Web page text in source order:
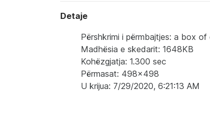
Detaje
Përshkrimi i përmbajtjes: a box
Madhësia e skedarit: 1648KB
Kohëzgjatja: 1.300 sec
Përmasat: 498x498
U krijua: 7/29/2020, 6:21:13 AM